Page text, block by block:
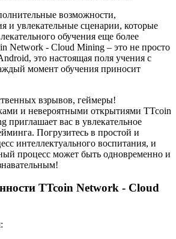
возможности,
и увлекательные сценарии, которые
обучения еще более
Network - Cloud Mining – это не просто
это настоящая поля учения с
момент обучения приносит
взрывов, геймеры!
и невероятными открытиями TTcoin
приглашает вас в увлекательное
Погрузитесь в простой и
интеллектуального воспитания, и
процесс может быть одновременно и
TTcoin Network - Cloud
: